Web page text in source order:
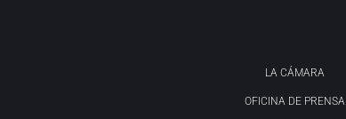
LA CÁMARA
OFICINA DE PRENSA